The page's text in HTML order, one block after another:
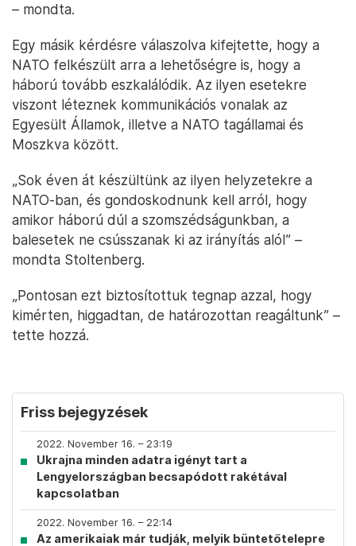
– mondta.
Egy másik kérdésre válaszolva kifejtette, hogy a
NATO felkészült arra a lehetőségre is, hogy a
háború tovább eszkalálódik. Az ilyen esetekre
viszont léteznek kommunikációs vonalak az
Egyesült Államok, illetve a NATO tagállamai és
Moszkva között.
„Sok éven át készültünk az ilyen helyzetekre a
NATO-ban, és gondoskodnunk kell arról, hogy
amikor háború dúl a szomszédságunkban, a
balesetek ne csússzanak ki az irányítás alól” –
mondta Stoltenberg.
„Pontosan ezt biztosítottuk tegnap azzal, hogy
kimérten, higgadtan, de határozottan reagáltunk” –
tette hozzá.
Friss bejegyzések
2022. November 16. – 23:19
Ukrajna minden adatra igényt tart a
Lengyelországban becsapódott rakétával
kapcsolatban
2022. November 16. – 22:14
Az amerikaiak már tudják, melyik büntetőtelepre